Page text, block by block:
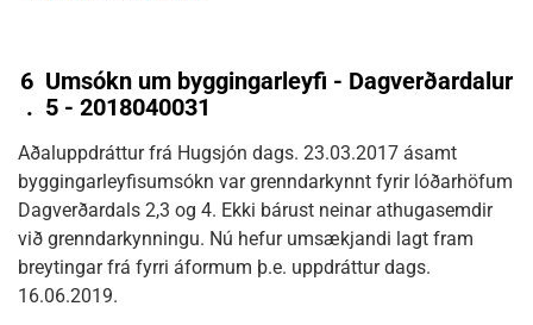
6
.
Umsókn um byggingarleyfi - Dagverðardalur
5 - 2018040031
Aðaluppdráttur frá Hugsjón dags. 23.03.2017 ásamt
byggingarleyfisumsókn var grenndarkynnt fyrir lóðarhöfum
Dagverðardals 2,3 og 4. Ekki bárust neinar athugasemdir
við grenndarkynningu. Nú hefur umsækjandi lagt fram
breytingar frá fyrri áformum þ.e. uppdráttur dags.
16.06.2019.